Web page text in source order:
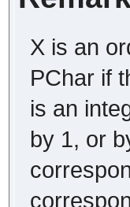
X is an
PChar if
is an
by 1, or